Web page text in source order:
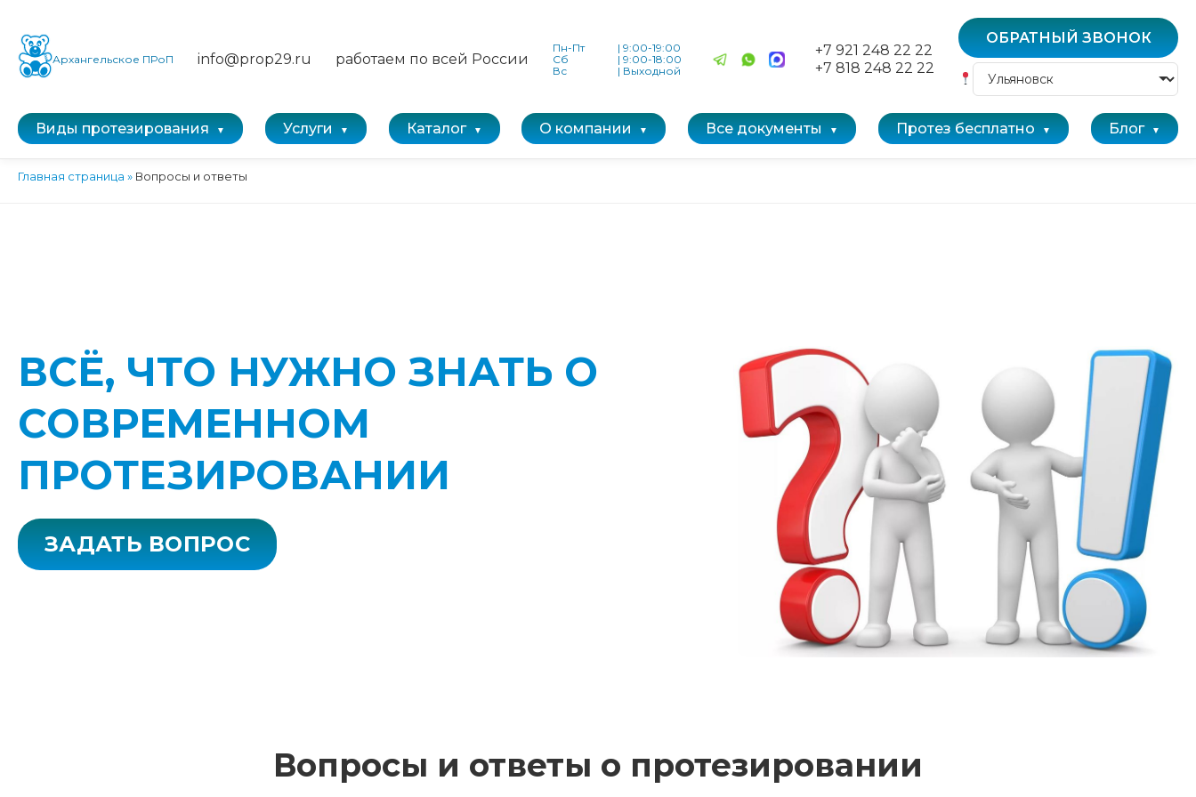
Архангельское ПРоП info@prop29.ru работаем по всей России
Пн-Пт | 9:00-19:00
Сб
| 9:00-18:00
Вс
| Выходной
+7 921 248 22 22
+7 818 248 22 22
ОБРАТНЫЙ ЗВОНОК
Виды протезирования Услуги Каталог О компании Все документы Протез бесплатно Блог
Главная страница » Вопросы и ответы
ВСЁ, ЧТО НУЖНО ЗНАТЬ О
СОВРЕМЕННОМ
ПРОТЕЗИРОВАНИИ
ЗАДАТЬ ВОПРОС
Вопросы и ответы о протезировании